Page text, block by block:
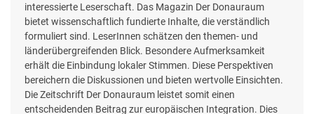
interessierte Leserschaft. Das Magazin Der Donauraum
bietet wissenschaftlich fundierte Inhalte, die verständlich
formuliert sind. LeserInnen schätzen den themen- und
länderübergreifenden Blick. Besondere Aufmerksamkeit
erhält die Einbindung lokaler Stimmen. Diese Perspektiven
bereichern die Diskussionen und bieten wertvolle Einsichten.
Die Zeitschrift Der Donauraum leistet somit einen
entscheidenden Beitrag zur europäischen Integration. Dies